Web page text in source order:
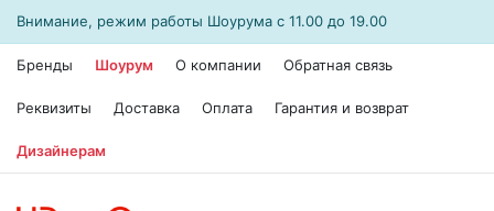
Внимание, режим работы Шоурума с 11.00 до 19.00
Бренды Шоурум О компании Обратная связь
Реквизиты Доставка Оплата Гарантия и возврат
Дизайнерам